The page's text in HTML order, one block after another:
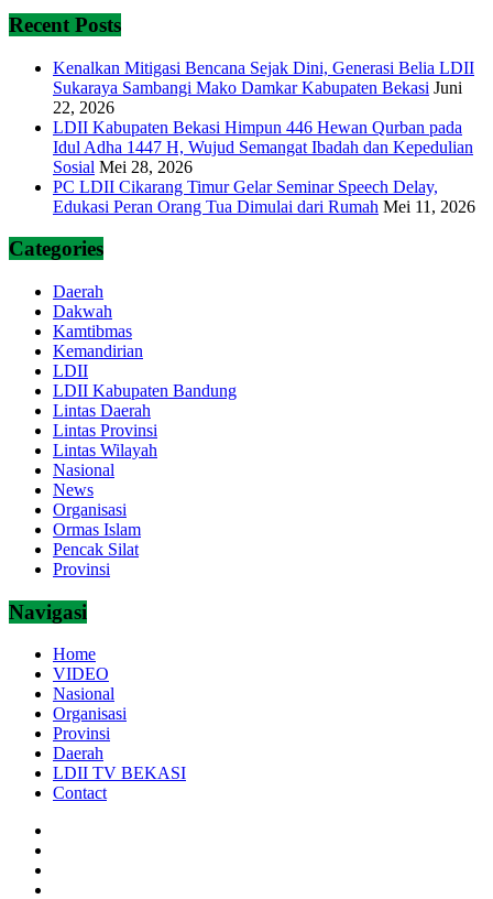
Recent Posts
Kenalkan Mitigasi Bencana Sejak Dini, Generasi Belia LDII
Sukaraya Sambangi Mako Damkar Kabupaten Bekasi Juni
22, 2026
LDII Kabupaten Bekasi Himpun 446 Hewan Qurban pada
Idul Adha 1447 H, Wujud Semangat Ibadah dan Kepedulian
Sosial Mei 28, 2026
PC LDII Cikarang Timur Gelar Seminar Speech Delay,
Edukasi Peran Orang Tua Dimulai dari Rumah Mei 11, 2026
Categories
Daerah
Dakwah
Kamtibmas
Kemandirian
LDII
LDII Kabupaten Bandung
Lintas Daerah
Lintas Provinsi
Lintas Wilayah
Nasional
News
Organisasi
Ormas Islam
Pencak Silat
Provinsi
Navigasi
Home
VIDEO
Nasional
Organisasi
Provinsi
Daerah
LDII TV BEKASI
Contact